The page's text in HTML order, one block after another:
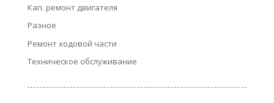
Кап. ремонт двигателя
Разное
Ремонт ходовой части
Техническое обслуживание